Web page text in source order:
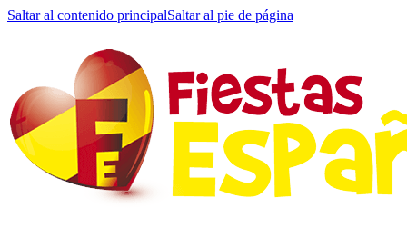
Saltar al contenido principalSaltar al pie de página